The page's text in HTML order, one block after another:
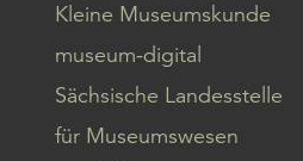
Kleine Museumskunde
museum-digital
Sächsische Landesstelle
für Museumswesen